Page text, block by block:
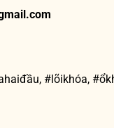
#lõikhóa,